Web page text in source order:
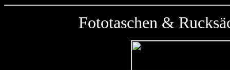
Fototaschen &